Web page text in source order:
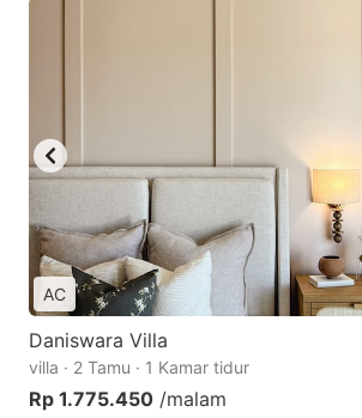
AC
Daniswara Villa
villa · 2 Tamu · 1 Kamar tidur
Rp 1.775.450 /malam